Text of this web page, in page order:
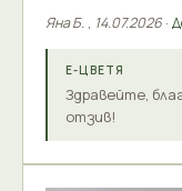
Яна Б. , 14.07.2026 ·
Е-ЦВЕТЯ
Здравейте,
отзив!